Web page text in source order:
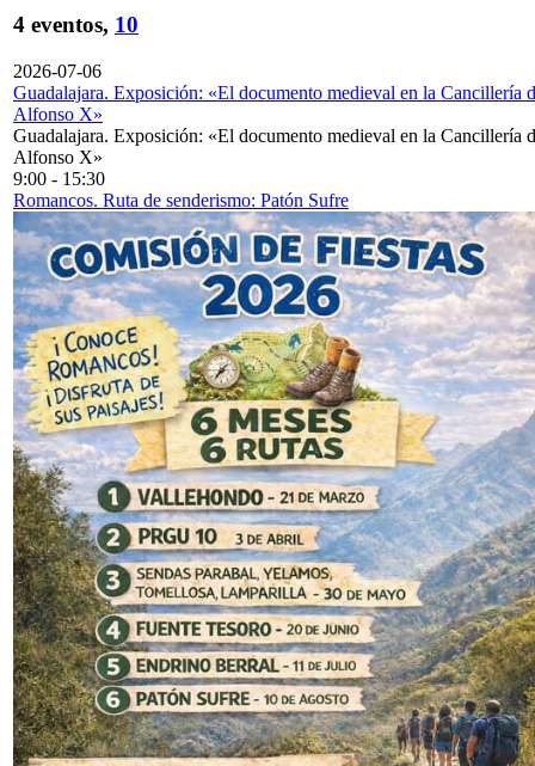
4 eventos, 10
2026-07-06
Guadalajara. Exposición: «El documento medieval en la Cancillería
Alfonso X»
Guadalajara. Exposición: «El documento medieval en la Cancillería
Alfonso X»
9:00 - 15:30
Romancos. Ruta de senderismo: Patón Sufre